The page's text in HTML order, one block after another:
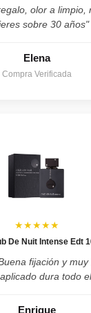
olor a limpio,
sobre 30 años"
Elena
Compra Verificada
★★★★★
De Nuit Intense Edt
fijación y muy
dura todo
Enrique